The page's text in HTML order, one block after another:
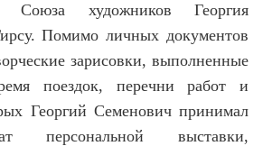
художников Георгия
Помимо личных документов
зарисовки, выполненные
поездок, перечни работ и
Георгий Семенович принимал
персональной выставки,